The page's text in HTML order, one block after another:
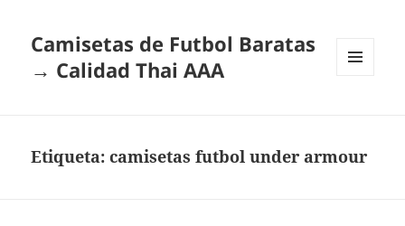
Camisetas de Futbol Baratas
→ Calidad Thai AAA
Etiqueta:camisetas futbol under armour